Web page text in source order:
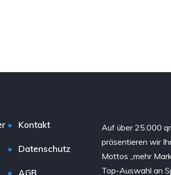
Kontakt
Datenschutz
AGB
Auf über 25.000
präsentieren wir
Mottos „mehr
Top-Auswahl an